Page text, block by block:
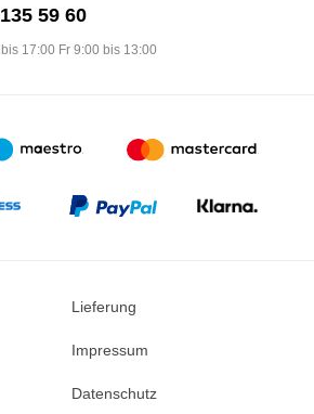
59 60
17:00 Fr 9:00 bis 13:00
Lieferung
Impressum
Datenschutz